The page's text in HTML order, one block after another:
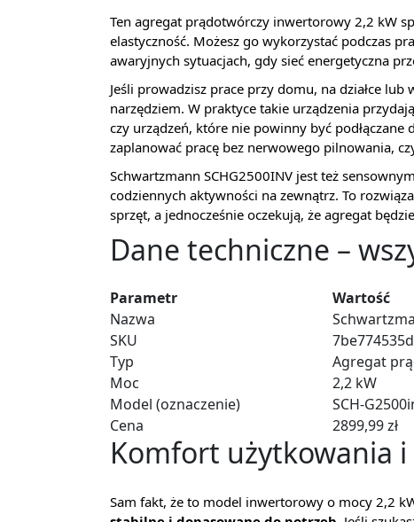
Ten agregat prądotwórczy inwertorowy 2,2 kW
elastyczność. Możesz go wykorzystać podczas
awaryjnych sytuacjach, gdy sieć energetyczna
Jeśli prowadzisz prace przy domu, na działce
narzędziem. W praktyce takie urządzenia
czy urządzeń, które nie powinny być podłączane
zaplanować pracę bez nerwowego pilnowania,
Schwartzmann SCHG2500INV jest też
codziennych aktywności na zewnątrz. To
sprzęt, a jednocześnie oczekują, że agregat
Dane techniczne –
Parametr
Wartość
Nazwa
SKU
Typ
Agregat
Moc
2,2 kW
Model (oznaczenie)
SCH-
Cena
2899,99 zł
Komfort użytkowania
Sam fakt, że to model inwertorowy o mocy 2,2